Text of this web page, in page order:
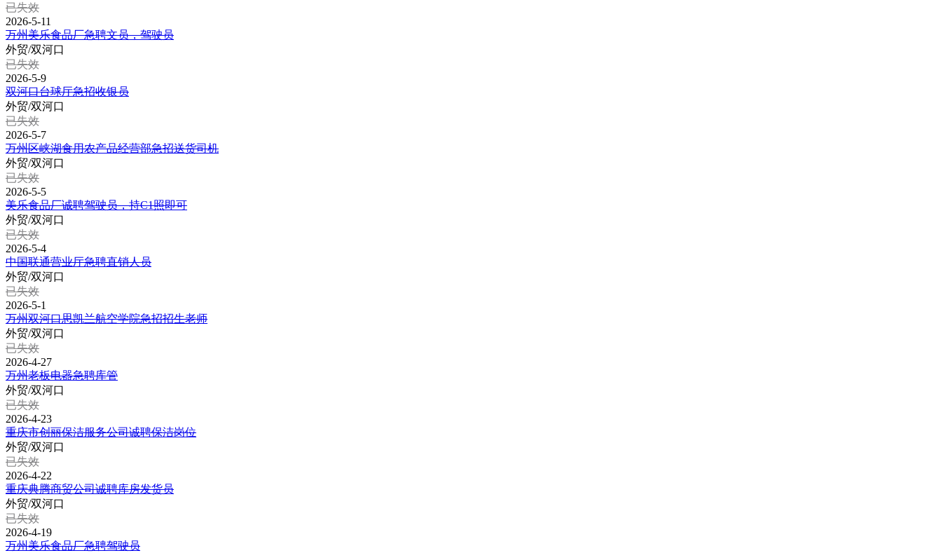
已失效
2026-5-11
万州美乐食品厂急聘文员，驾驶员
外贸/双河口
已失效
2026-5-9
双河口台球厅急招收银员
外贸/双河口
已失效
2026-5-7
万州区峡湖食用农产品经营部急招送货司机
外贸/双河口
已失效
2026-5-5
美乐食品厂诚聘驾驶员，持C1照即可
外贸/双河口
已失效
2026-5-4
中国联通营业厅急聘直销人员
外贸/双河口
已失效
2026-5-1
万州双河口思凯兰航空学院急招招生老师
外贸/双河口
已失效
2026-4-27
万州老板电器急聘库管
外贸/双河口
已失效
2026-4-23
重庆市创丽保洁服务公司诚聘保洁岗位
外贸/双河口
已失效
2026-4-22
重庆典腾商贸公司诚聘库房发货员
外贸/双河口
已失效
2026-4-19
万州美乐食品厂急聘驾驶员